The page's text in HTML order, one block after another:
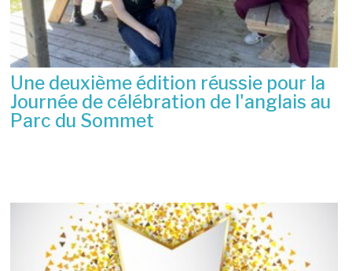
Une deuxième édition réussie pour la
Journée de célébration de l'anglais au
Parc du Sommet